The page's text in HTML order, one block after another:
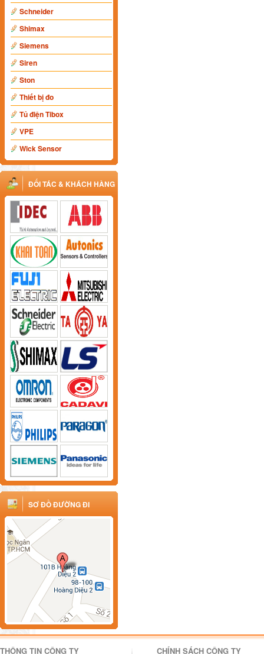
Schneider
Shimax
Siemens
Siren
Ston
Thiết bị đo
Tủ điện Tibox
VPE
Wick Sensor
ĐỐI TÁC & KHÁCH HÀNG
SƠ ĐỒ ĐƯỜNG ĐI
THÔNG TIN CÔNG TY CHÍNH SÁCH CÔNG TY